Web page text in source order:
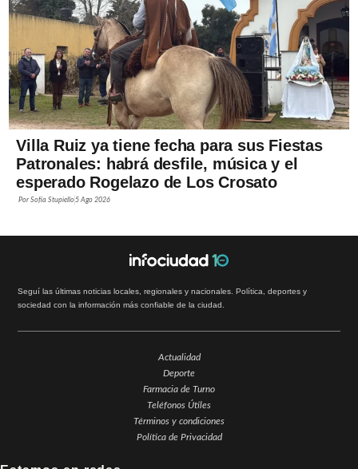
Villa Ruiz ya tiene fecha para sus Fiestas
Patronales: habrá desfile, música y el
esperado Rogelazo de Los Crosato
PorSofía Stupiello 5 Ago 2026
Seguí las últimas noticias locales, regionales y nacionales. Política, deportes y
sociedad con la información más confiable de la ciudad.
Actualidad
Deporte
Farmacia de Turno
Teléfonos Útiles
Términos y condiciones
Política de Privacidad